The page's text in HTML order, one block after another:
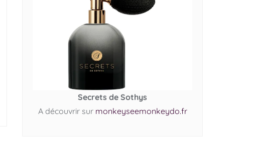
Secrets de Sothys
A découvrir sur monkeyseemonkeydo.fr